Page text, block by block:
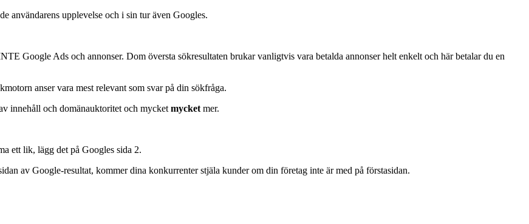
användarens upplevelse och i sin tur även Googles.
Google Ads och annonser. Dom översta sökresultaten brukar vanligtvis vara betalda annonser helt enkelt och här betalar du en
anser vara mest relevant som svar på din sökfråga.
innehåll och domänauktoritet och mycket mycket mer.
ett lik, lägg det på Googles sida 2.
av Google-resultat, kommer dina konkurrenter stjäla kunder om din företag inte är med på förstasidan.